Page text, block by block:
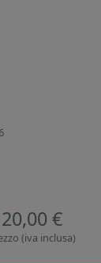
20,00 €
(iva inclusa)